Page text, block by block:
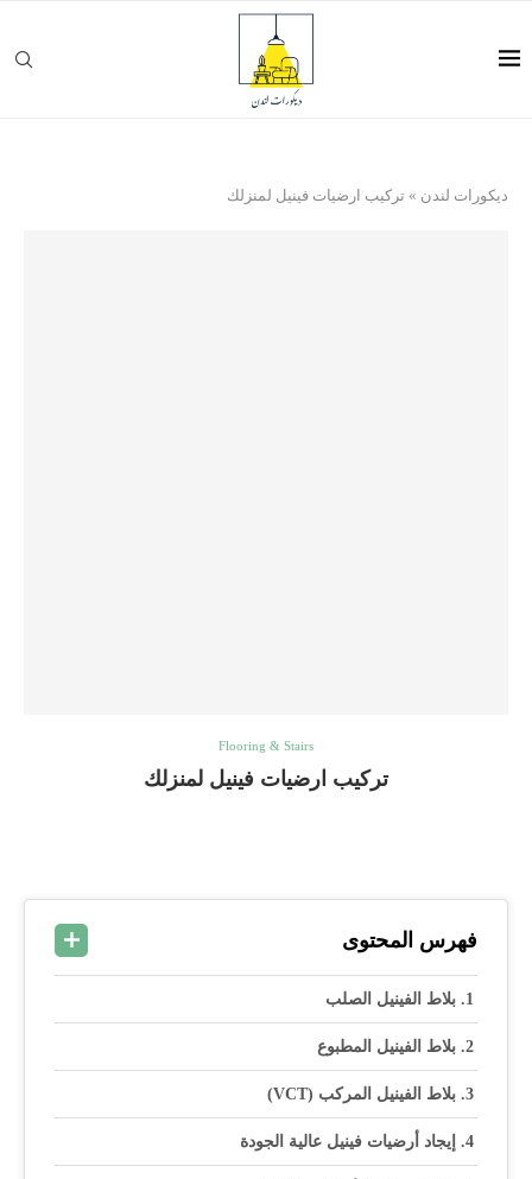
ديكورات لندن » تركيب ارضيات فينيل لمنزلك
Flooring & Stairs
تركيب ارضيات فينيل لمنزلك
فهرس المحتوى
بلاط الفينيل الصلب
بلاط الفينيل المطبوع
بلاط الفينيل المركب (VCT)
إيجاد أرضيات فينيل عالية الجودة